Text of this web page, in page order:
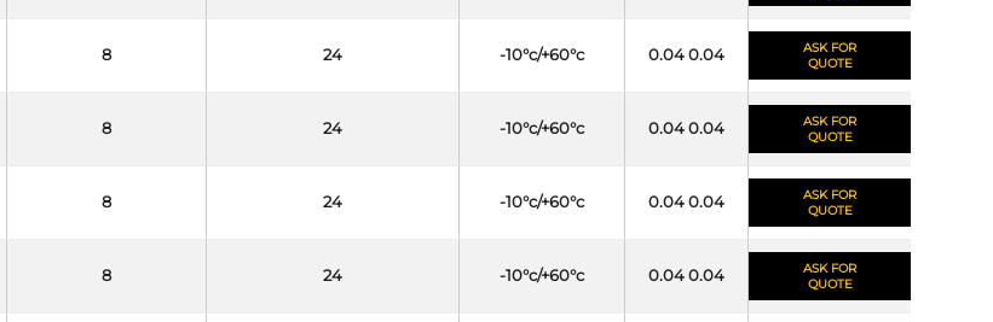
8 24 -10°c/+60°c 0.04 0.04
ASK FOR
QUOTE
8 24 -10°c/+60°c 0.04 0.04
ASK FOR
QUOTE
8 24 -10°c/+60°c 0.04 0.04
ASK FOR
QUOTE
8 24 -10°c/+60°c 0.04 0.04
ASK FOR
QUOTE